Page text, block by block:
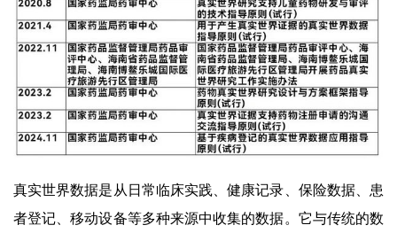
真实世界数据是从日常临床实践、健康记录、保险数据、患
者登记、移动设备等多种来源中收集的数据。它与传统的数